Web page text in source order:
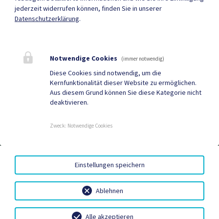
Quicklinks
Tourismus
Gemeindezeitung
AMTSSIGNATUR|BARRIEREFREIHEIT|DATENSCHUTZ|
SITEMAP|IMPRESSUM
jederzeit widerrufen können, finden Sie in unserer
Datenschutzerklärung.
Notwendige Cookies (immer notwendig)
Diese Cookies sind notwendig, um die
Kernfunktionalität dieser Website zu ermöglichen.
Aus diesem Grund können Sie diese Kategorie nicht
deaktivieren.
Zweck: Notwendige Cookies
Ablehnen
Einstellungen speichern
Alle akzeptieren